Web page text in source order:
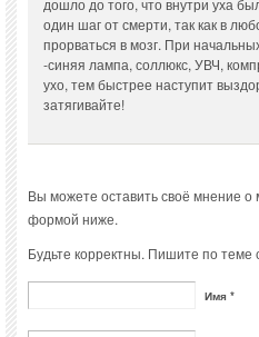
дошло до того, что внутри уха
один шаг от смерти, так как в
прорваться в мозг. При
-синяя лампа, соллюкс, УВЧ,
ухо, тем быстрее наступит
затягивайте!
Вы можете оставить своё мнение
формой ниже.
Будьте корректны. Пишите по теме
Имя *